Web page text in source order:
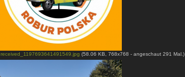
received_1197693641491549.jpg (58.06 KB, 768x768 - angeschaut 291 Mal.)